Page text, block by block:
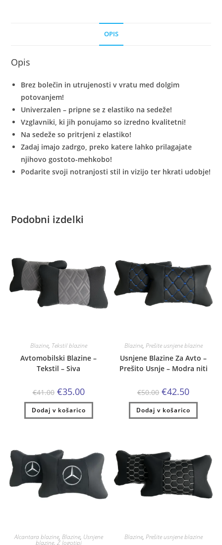
OPIS
Opis
Brez bolečin in utrujenosti v vratu med dolgim
potovanjem!
Univerzalen – pripne se z elastiko na sedeže!
Vzglavniki, ki jih ponujamo so izredno kvalitetni!
Na sedeže so pritrjeni z elastiko!
Zadaj imajo zadrgo, preko katere lahko prilagajate
njihovo gostoto-mehkobo!
Podarite svoji notranjosti stil in vizijo ter hkrati udobje!
Podobni izdelki
Blazine, Tekstil blazine
Avtomobilski Blazine –
Tekstil – Siva
€41.00 Izvirna
cena
je
bila:
€41.00.
€35.00Trenutna
cena
je:
€35.00.
Dodaj v košarico
Blazine, Prešite usnjene blazine
Usnjene Blazine Za Avto –
Prešito Usnje – Modra niti
€50.00 Izvirna
cena
je
bila:
€50.00.
€42.50Trenutna
je:
€42.50.
Dodaj v košarico
Alcantara blazine, Blazine, Usnjene
blazine, Z logotipi
Blazine, Prešite usnjene blazine